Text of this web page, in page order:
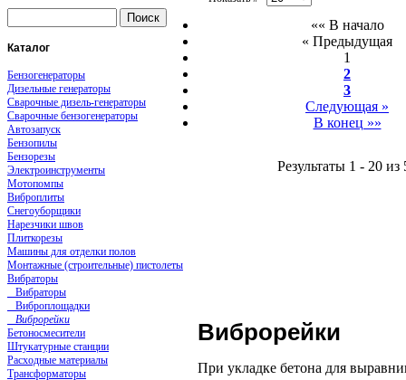
Каталог
Бензогенераторы
Дизельные генераторы
Сварочные дизель-генераторы
Сварочные бензогенераторы
Автозапуск
Бензопилы
Бензорезы
Электроинструменты
Мотопомпы
Виброплиты
Снегоуборщики
Нарезчики швов
Плиткорезы
Машины для отделки полов
Монтажные (строительные) пистолеты
Вибраторы
Вибраторы
Виброплощадки
Виброрейки
Бетоносмесители
Штукатурные станции
Расходные материалы
Трансформаторы
«« В начало
« Предыдущая
1
2
3
Следующая »
В конец »»
Результаты 1 - 20 из
Виброрейки
При укладке бетона для